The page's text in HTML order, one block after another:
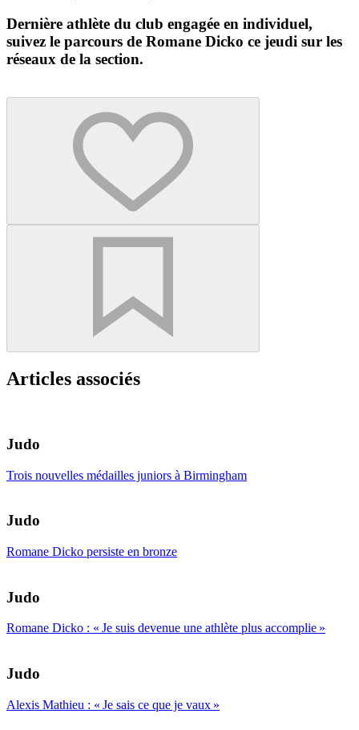
Dernière athlète du club engagée en individuel,
suivez le parcours de Romane Dicko ce jeudi sur les
réseaux de la section.
Articles associés
Judo
Trois nouvelles médailles juniors à Birmingham
Judo
Romane Dicko persiste en bronze
Judo
Romane Dicko : « Je suis devenue une athlète plus accomplie »
Judo
Alexis Mathieu : « Je sais ce que je vaux »